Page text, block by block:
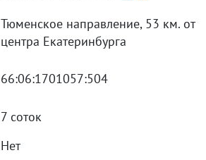
Тюменское направление, 53 км. от
центра Екатеринбурга
66:06:1701057:504
7 соток
Нет